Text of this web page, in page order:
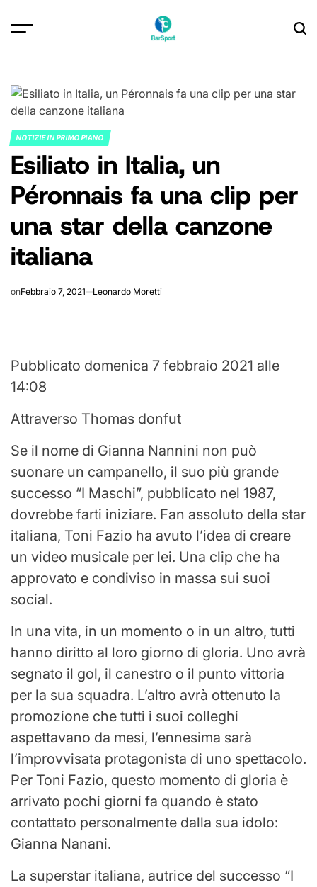
POSTED
IN
NOTIZIE IN PRIMO PIANO
Esiliato in Italia, un
Péronnais fa una clip per
una star della canzone
italiana
onFebbraio 7, 2021 Leonardo Moretti
Pubblicato domenica 7 febbraio 2021 alle
14:08
Attraverso Thomas donfut
Se il nome di Gianna Nannini non può
suonare un campanello, il suo più grande
successo “I Maschi”, pubblicato nel 1987,
dovrebbe farti iniziare. Fan assoluto della star
italiana, Toni Fazio ha avuto l’idea di creare
un video musicale per lei. Una clip che ha
approvato e condiviso in massa sui suoi
social.
In una vita, in un momento o in un altro, tutti
hanno diritto al loro giorno di gloria. Uno avrà
segnato il gol, il canestro o il punto vittoria
per la sua squadra. L’altro avrà ottenuto la
promozione che tutti i suoi colleghi
aspettavano da mesi, l’ennesima sarà
l’improvvisata protagonista di uno spettacolo.
Per Toni Fazio, questo momento di gloria è
arrivato pochi giorni fa quando è stato
contattato personalmente dalla sua idolo:
Gianna Nanani.
La superstar italiana, autrice del successo “I